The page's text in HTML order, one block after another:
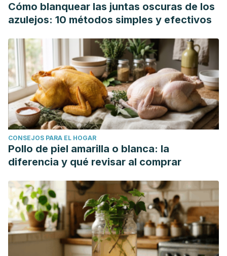
Cómo blanquear las juntas oscuras de los
azulejos: 10 métodos simples y efectivos
CONSEJOS PARA EL HOGAR
Pollo de piel amarilla o blanca: la
diferencia y qué revisar al comprar